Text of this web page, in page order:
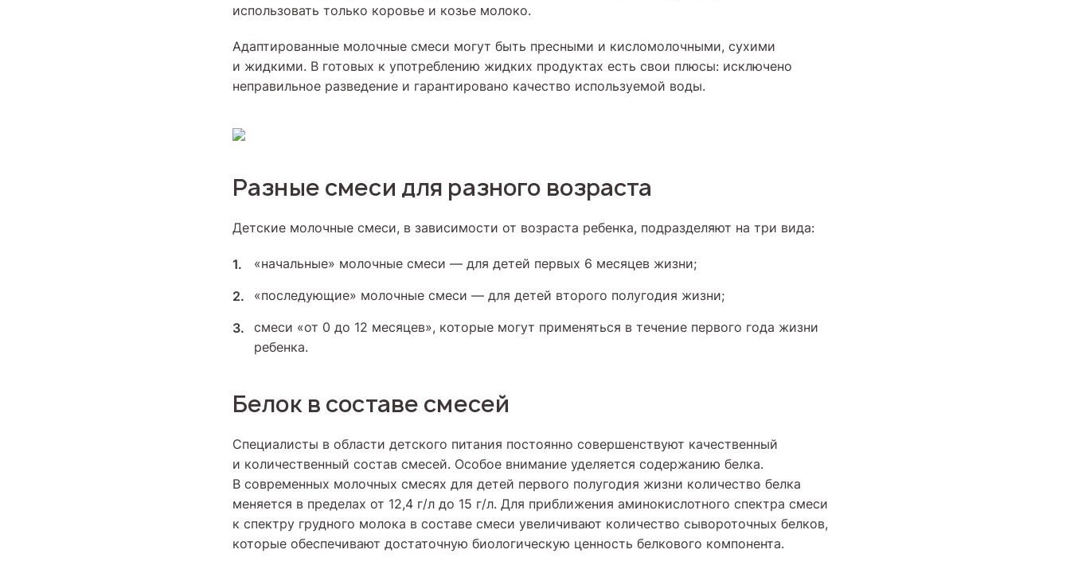
использовать только коровье и козье молоко.
Адаптированные молочные смеси могут быть пресными и кисломолочными, сухими
и жидкими. В готовых к употреблению жидких продуктах есть свои плюсы: исключено
неправильное разведение и гарантировано качество используемой воды.
Разные смеси для разного возраста
Детские молочные смеси, в зависимости от возраста ребенка, подразделяют на три вида:
«начальные» молочные смеси — для детей первых 6 месяцев жизни;
«последующие» молочные смеси — для детей второго полугодия жизни;
смеси «от 0 до 12 месяцев», которые могут применяться в течение первого года жизни
ребенка.
Белок в составе смесей
Специалисты в области детского питания постоянно совершенствуют качественный
и количественный состав смесей. Особое внимание уделяется содержанию белка.
В современных молочных смесях для детей первого полугодия жизни количество белка
меняется в пределах от 12,4 г/л до 15 г/л. Для приближения аминокислотного спектра смеси
к спектру грудного молока в составе смеси увеличивают количество сывороточных белков,
которые обеспечивают достаточную биологическую ценность белкового компонента.